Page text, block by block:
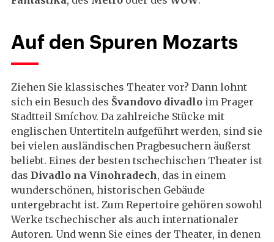
Auf den Spuren Mozarts
Ziehen Sie klassisches Theater vor? Dann lohnt
sich ein Besuch des Švandovo divadlo im Prager
Stadtteil Smíchov. Da zahlreiche Stücke mit
englischen Untertiteln aufgeführt werden, sind sie
bei vielen ausländischen Pragbesuchern äußerst
beliebt. Eines der besten tschechischen Theater ist
das Divadlo na Vinohradech, das in einem
wunderschönen, historischen Gebäude
untergebracht ist. Zum Repertoire gehören sowohl
Werke tschechischer als auch internationaler
Autoren. Und wenn Sie eines der Theater, in denen